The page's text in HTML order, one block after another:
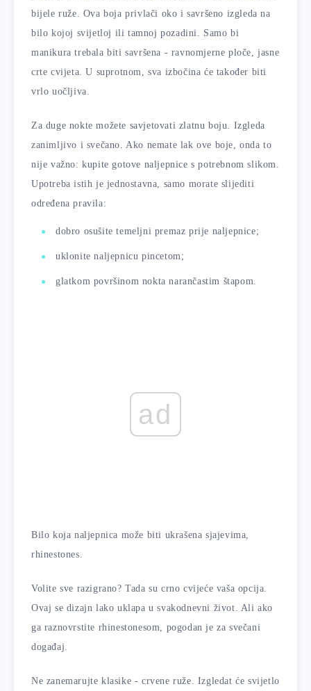
bijele ruže. Ova boja privlači oko i savršeno izgleda na
bilo kojoj svijetloj ili tamnoj pozadini. Samo bi
manikura trebala biti savršena - ravnomjerne ploče, jasne
crte cvijeta. U suprotnom, sva izbočina će također biti
vrlo uočljiva.
Za duge nokte možete savjetovati zlatnu boju. Izgleda
zanimljivo i svečano. Ako nemate lak ove boje, onda to
nije važno: kupite gotove naljepnice s potrebnom slikom.
Upotreba istih je jednostavna, samo morate slijediti
određena pravila:
dobro osušite temeljni premaz prije naljepnice;
uklonite naljepnicu pincetom;
glatkom površinom nokta narančastim štapom.
ad
Bilo koja naljepnica može biti ukrašena sjajevima,
rhinestones.
Volite sve razigrano? Tada su crno cvijeće vaša opcija.
Ovaj se dizajn lako uklapa u svakodnevni život. Ali ako
ga raznovrstite rhinestonesom, pogodan je za svečani
događaj.
Ne zanemarujte klasike - crvene ruže. Izgledat će svijetlo